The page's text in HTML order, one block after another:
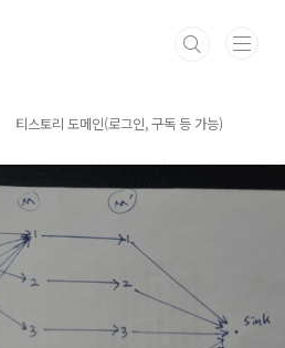
티스토리 도메인(로그인, 구독 등 가능)